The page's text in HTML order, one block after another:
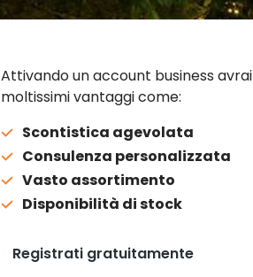
Attivando un account business avrai
moltissimi vantaggi come:
Scontistica agevolata
Consulenza personalizzata
Vasto assortimento
Disponibilità di stock
Registrati gratuitamente